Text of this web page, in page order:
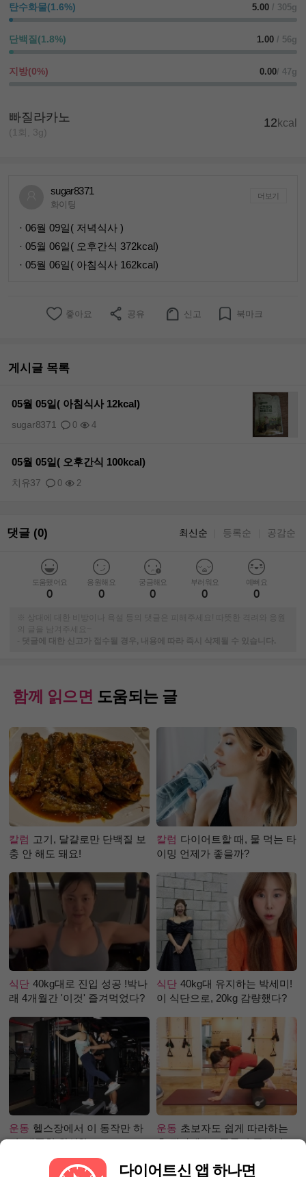
탄수화물(1.6%) 5.00 / 305g
단백질(1.8%) 1.00 / 56g
지방(0%) 0.00/ 47g
빠질라카노
(1회, 3g)
12 kcal
sugar8371
화이팅
더보기
· 06월 09일( 저녁식사 )
· 05월 06일( 오후간식 372kcal)
· 05월 06일( 아침식사 162kcal)
좋아요 공유 신고 북마크
게시글 목록
05월 05일( 아침식사 12kcal)
0 4
sugar8371
05월 05일( 오후간식 100kcal)
0 2
치유37
댓글 (0) 최신순 등록순 공감순
도움됐어요
0
응원해요
0
궁금해요
0
부러워요
0
예뻐요
0
※ 상대에 대한 비방이나 욕설 등의 댓글은 피해주세요! 따뜻한 격려와 응원
-
댓글에 대한 신고가 접수될 경우, 내용에 따라 즉시 삭제될 수 있습니다.
함께 읽으면 도움되는 글
칼럼 고기, 달걀로만 단백질 보
충 안 해도 돼요!
칼럼 다이어트할 때, 물 먹는 타
이밍 언제가 좋을까?
식단 40kg대로 진입 성공 !박나
래 4개월간 '이것' 즐겨먹었다?
식단 40kg대 유지하는 박세미!
이 식단으로, 20kg 감량했다?
운동 헬스장에서 이 동작만 하
면, 애플힙 완성?!
운동 초보자도 쉽게 따라하는
홈 필라테스 - 폼롤러 종아리 알
다이어트신 앱 하나면